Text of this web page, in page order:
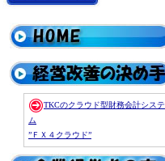
TKCのクラウド型財務会計システ
ム
”ＦＸ４クラウド”